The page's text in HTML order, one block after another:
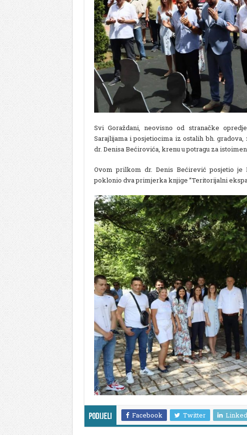
Svi Goraždani, neovisno od stranačke
Sarajlijama i posjetiocima iz ostalih bh.
dr. Denisa Bećirovića, krenu u potragu za
Ovom prilkom dr. Denis Bećirević posjetio
poklonio dva primjerka knjige ”Teritorijalni
Podijeli Facebook Twitter